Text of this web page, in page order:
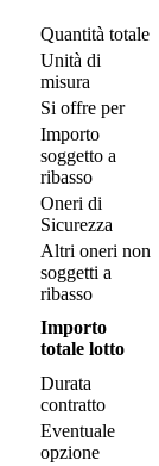
Quantità totale
Unità di
misura
Si offre per
Importo
soggetto a
ribasso
Oneri di
Sicurezza
Altri oneri non
soggetti a
ribasso
Importo
totale lotto
Durata
contratto
Eventuale
opzione